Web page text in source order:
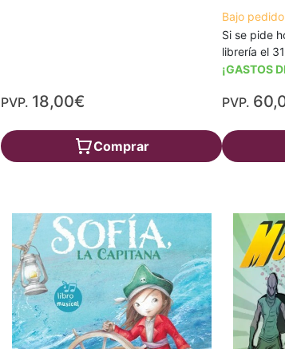
PVP. 18,00€
Comprar
Bajo pedido
Si se pide
librería el
¡GASTOS
PVP.